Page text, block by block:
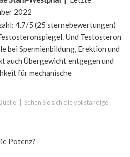
2022
4.7/5 (25 sternebewertungen)
Und Testosteron
bei Spermienbildung, Erektion und
auch Übergewicht entgegen und
für mechanische
Sehen Sie sich die vollständige
Potenz?